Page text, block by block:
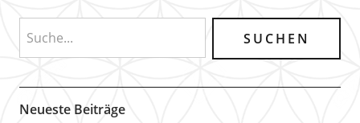
Neueste Beiträge